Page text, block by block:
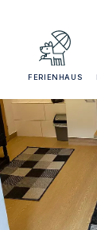
FERIENHAUS